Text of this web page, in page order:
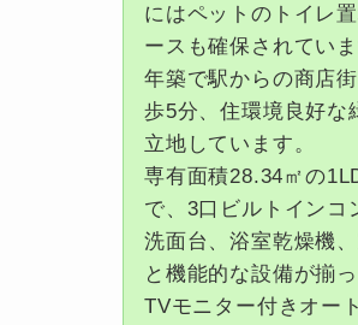
にはペットのトイレ
ースも確保されてい
年築で駅からの商店
歩5分、住環境良好な
立地しています。
専有面積28.34㎡の
で、3口ビルトインコ
洗面台、浴室乾燥機
と機能的な設備が揃っ
TVモニター付きオー